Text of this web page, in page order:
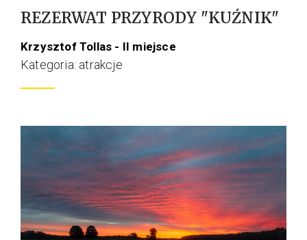
REZERWAT PRZYRODY "KUŹNIK"
Krzysztof Tollas - II miejsce
Kategoria: atrakcje